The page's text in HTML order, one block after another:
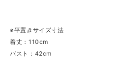
※平置きサイズ寸法
着丈：110cm
バスト：42cm